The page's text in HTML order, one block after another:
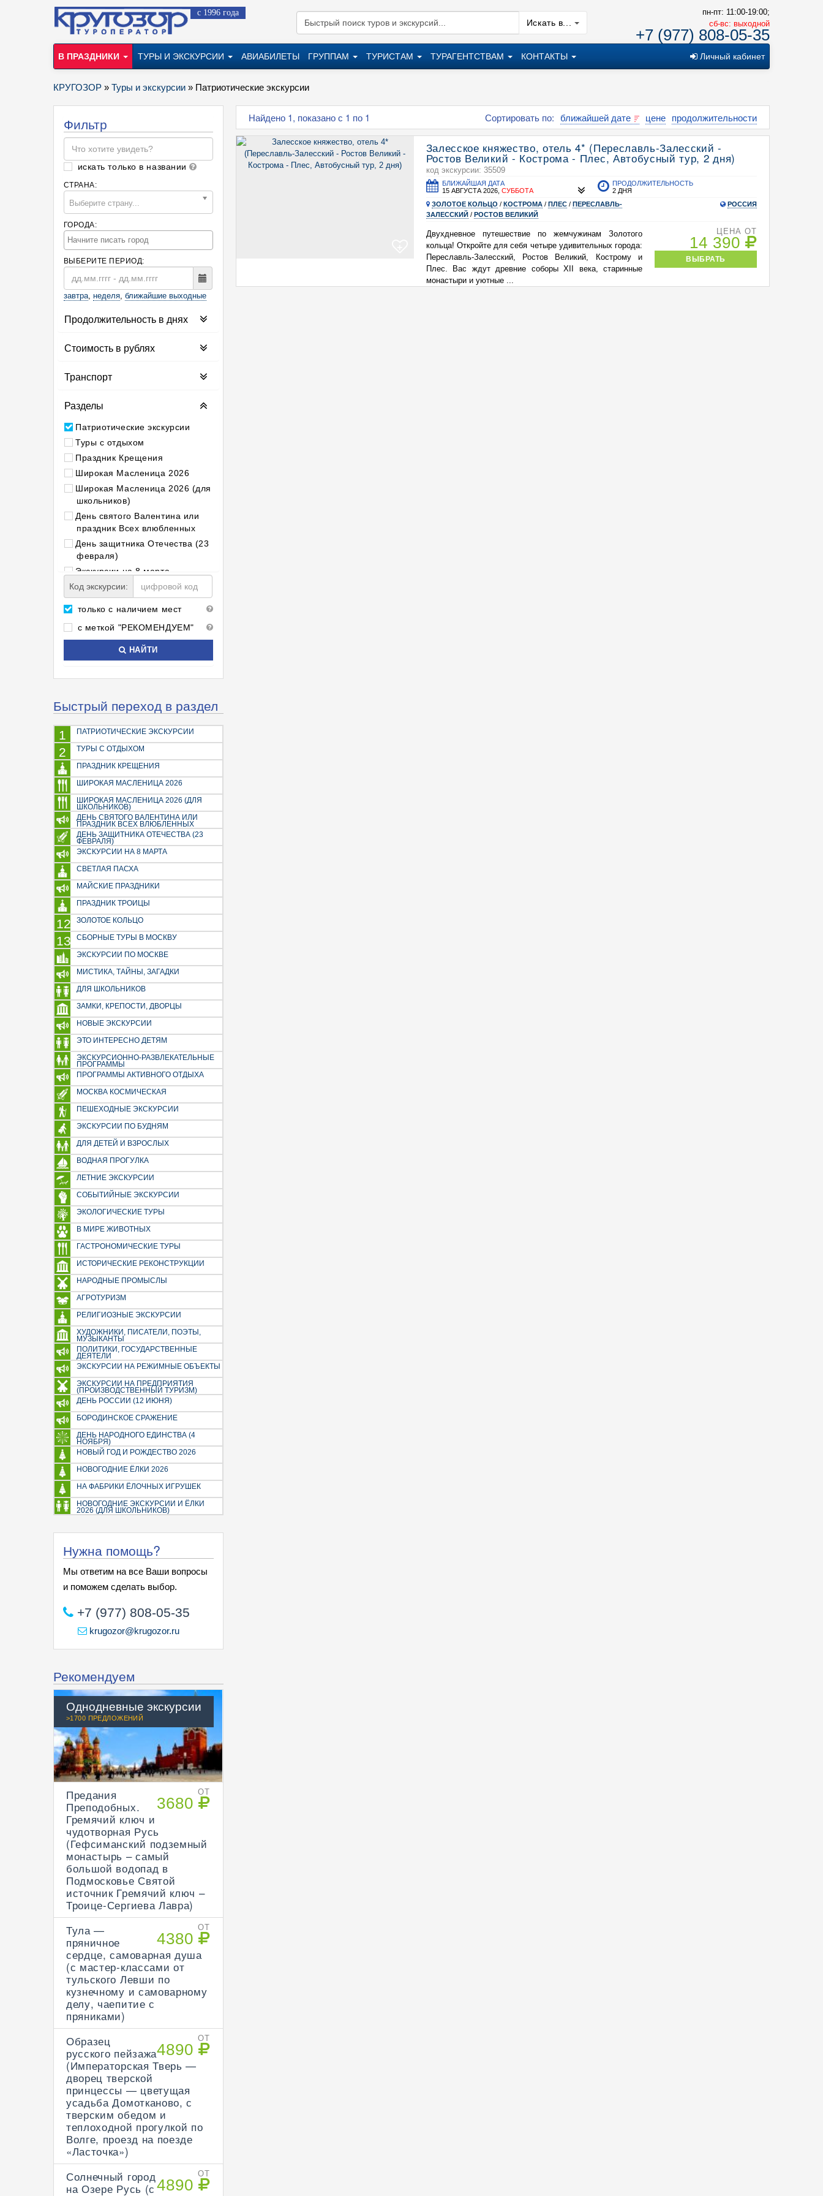
с 1996 года
Искать в...
пн-пт: 11:00-19:00;
cб-вс: выходной
+7 (977) 808-05-35
В ПРАЗДНИКИ ТУРЫ И ЭКСКУРСИИ АВИАБИЛЕТЫ ГРУППАМ ТУРИСТАМ ТУРАГЕНТСТВАМ КОНТАКТЫ Личный кабинет
КРУГОЗОР » Туры и экскурсии » Патриотические экскурсии
Фильтр
искать только в названии
СТРАНА:
Выберите страну...
ГОРОДА:
ВЫБЕРИТЕ ПЕРИОД:
завтра, неделя, ближайшие выходные
Продолжительность в днях
Стоимость в рублях
Транспорт
Разделы
Патриотические экскурсии
Туры с отдыхом
Праздник Крещения
Широкая Масленица 2026
Широкая Масленица 2026 (для
школьников)
День святого Валентина или
праздник Всех влюбленных
День защитника Отечества (23
февраля)
Экскурсии на 8 марта
Светлая Пасха
Золотое кольцо
Сборные туры в Москву
Экскурсии по Москве
Мистика, тайны, загадки
Замки, крепости, дворцы
Новые экскурсии
Экскурсионно-развлекательные
программы
Программы активного отдыха
Москва космическая
Пешеходные экскурсии
Экскурсии по будням
Для детей и взрослых
Летние экскурсии
Событийные экскурсии
Экологические туры
В мире животных
Гастрономические туры
Исторические реконструкции
Народные промыслы
Агротуризм
Художники, писатели, поэты,
музыканты
Политики, государственные
деятели
Экскурсии на режимные
объекты
Экскурсии на предприятия
(производственный туризм)
День России (12 июня)
Бородинское сражение
День народного единства (4
ноября)
Новый год и рождество 2026
Новогодние ёлки 2026
На фабрики ёлочных игрушек
Новогодние экскурсии и ёлки
2026 (для школьников)
Код экскурсии:
только с наличием мест
с меткой "РЕКОМЕНДУЕМ"
НАЙТИ
Быстрый переход в раздел
1 ПАТРИОТИЧЕСКИЕ ЭКСКУРСИИ
2 ТУРЫ С ОТДЫХОМ
ПРАЗДНИК КРЕЩЕНИЯ
ШИРОКАЯ МАСЛЕНИЦА 2026
ШИРОКАЯ МАСЛЕНИЦА 2026 (ДЛЯ
ШКОЛЬНИКОВ)
ДЕНЬ СВЯТОГО ВАЛЕНТИНА ИЛИ
ПРАЗДНИК ВСЕХ ВЛЮБЛЕННЫХ
ДЕНЬ ЗАЩИТНИКА ОТЕЧЕСТВА (23
ФЕВРАЛЯ)
ЭКСКУРСИИ НА 8 МАРТА
СВЕТЛАЯ ПАСХА
МАЙСКИЕ ПРАЗДНИКИ
ПРАЗДНИК ТРОИЦЫ
12 ЗОЛОТОЕ КОЛЬЦО
13 СБОРНЫЕ ТУРЫ В МОСКВУ
ЭКСКУРСИИ ПО МОСКВЕ
МИСТИКА, ТАЙНЫ, ЗАГАДКИ
ДЛЯ ШКОЛЬНИКОВ
ЗАМКИ, КРЕПОСТИ, ДВОРЦЫ
НОВЫЕ ЭКСКУРСИИ
ЭТО ИНТЕРЕСНО ДЕТЯМ
ЭКСКУРСИОННО-РАЗВЛЕКАТЕЛЬНЫЕ
ПРОГРАММЫ
ПРОГРАММЫ АКТИВНОГО ОТДЫХА
МОСКВА КОСМИЧЕСКАЯ
ПЕШЕХОДНЫЕ ЭКСКУРСИИ
ЭКСКУРСИИ ПО БУДНЯМ
ДЛЯ ДЕТЕЙ И ВЗРОСЛЫХ
ВОДНАЯ ПРОГУЛКА
ЛЕТНИЕ ЭКСКУРСИИ
СОБЫТИЙНЫЕ ЭКСКУРСИИ
ЭКОЛОГИЧЕСКИЕ ТУРЫ
В МИРЕ ЖИВОТНЫХ
ГАСТРОНОМИЧЕСКИЕ ТУРЫ
ИСТОРИЧЕСКИЕ РЕКОНСТРУКЦИИ
НАРОДНЫЕ ПРОМЫСЛЫ
АГРОТУРИЗМ
РЕЛИГИОЗНЫЕ ЭКСКУРСИИ
ХУДОЖНИКИ, ПИСАТЕЛИ, ПОЭТЫ,
МУЗЫКАНТЫ
ПОЛИТИКИ, ГОСУДАРСТВЕННЫЕ
ДЕЯТЕЛИ
ЭКСКУРСИИ НА РЕЖИМНЫЕ ОБЪЕКТЫ
ЭКСКУРСИИ НА ПРЕДПРИЯТИЯ
(ПРОИЗВОДСТВЕННЫЙ ТУРИЗМ)
ДЕНЬ РОССИИ (12 ИЮНЯ)
БОРОДИНСКОЕ СРАЖЕНИЕ
ДЕНЬ НАРОДНОГО ЕДИНСТВА (4
НОЯБРЯ)
НОВЫЙ ГОД И РОЖДЕСТВО 2026
НОВОГОДНИЕ ЁЛКИ 2026
НА ФАБРИКИ ЁЛОЧНЫХ ИГРУШЕК
НОВОГОДНИЕ ЭКСКУРСИИ И ЁЛКИ
2026 (ДЛЯ ШКОЛЬНИКОВ)
Нужна помощь?
Мы ответим на все Ваши вопросы
и поможем сделать выбор.
+7 (977) 808-05-35
krugozor@krugozor.ru
Рекомендуем
Однодневные экскурсии
>1700 ПРЕДЛОЖЕНИЙ
ОТ
3680
Предания
Преподобных.
Гремячий ключ и
чудотворная Русь
(Гефсиманский подземный
монастырь – самый
большой водопад в
Подмосковье Святой
источник Гремячий ключ –
Троице-Сергиева Лавра)
ОТ
4380
Тула —
пряничное
сердце, самоварная душа
(с мастер-классами от
тульского Левши по
кузнечному и самоварному
делу, чаепитие с
пряниками)
ОТ
4890
Образец
русского пейзажа
(Императорская Тверь —
дворец тверской
принцессы — цветущая
усадьба Домотканово, с
тверским обедом и
теплоходной прогулкой по
Волге, проезд на поезде
«Ласточка»)
ОТ
4890
Солнечный город
на Озере Русь (с
Найдено 1, показано с 1 по 1 Сортировать по: ближайшей дате цене продолжительности
Залесское княжество, отель 4* (Переславль-Залесский -
Ростов Великий - Кострома - Плес, Автобусный тур, 2 дня)
код экскурсии: 35509
БЛИЖАЙШАЯ ДАТА
15 АВГУСТА 2026,СУББОТА
ПРОДОЛЖИТЕЛЬНОСТЬ
2 ДНЯ
ЗОЛОТОЕ КОЛЬЦО / КОСТРОМА/ ПЛЕС/ ПЕРЕСЛАВЛЬ-
ЗАЛЕССКИЙ/ РОСТОВ ВЕЛИКИЙ
РОССИЯ
Двухдневное путешествие по жемчужинам Золотого
кольца! Откройте для себя четыре удивительных города:
Переславль-Залесский, Ростов Великий, Кострому и
Плес. Вас ждут древние соборы XII века, старинные
монастыри и уютные ...
ЦЕНА ОТ
14 390
ВЫБРАТЬ